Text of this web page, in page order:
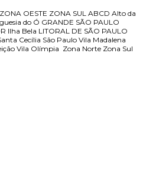
ZONA OESTE ZONA SUL ABCD Alto da
do Ó GRANDE SÃO PAULO
Ilha Bela LITORAL DE SÃO PAULO
Cecília São Paulo Vila Madalena
Vila Olímpia Zona Norte Zona Sul